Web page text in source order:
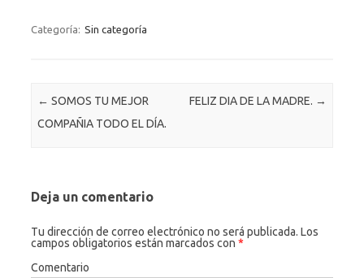
e
o
se
er
it
c
Categoría: Sin categoría
Navegación de entradas
← SOMOS TU MEJOR
COMPAÑIA TODO EL DÍA.
FELIZ DIA DE LA MADRE. →
Deja un comentario
Tu dirección de correo electrónico no será publicada. Los
campos obligatorios están marcados con *
Comentario